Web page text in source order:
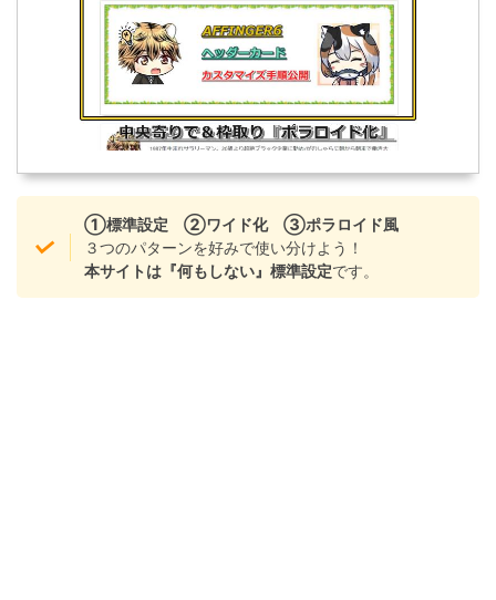
①標準設定 ②ワイド化 ③ポラロイド風
３つのパターンを好みで使い分けよう！
本サイトは『何もしない』標準設定です。